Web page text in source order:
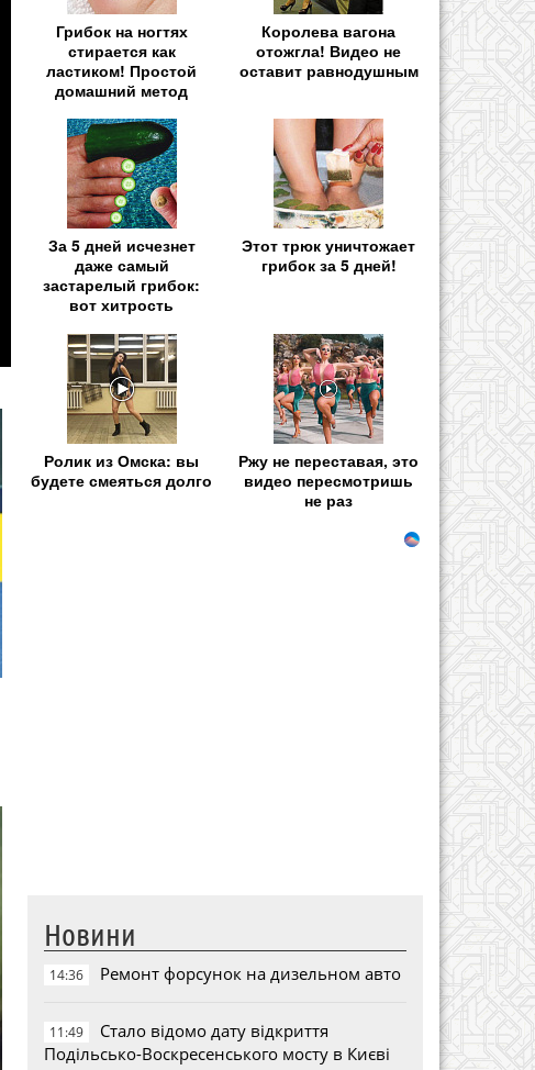
Грибок на ногтях
стирается как
ластиком! Простой
домашний метод
Королева вагона
отожгла! Видео не
оставит равнодушным
За 5 дней исчезнет
даже самый
застарелый грибок:
вот хитрость
Этот трюк уничтожает
грибок за 5 дней!
Ролик из Омска: вы
будете смеяться долго
Ржу не переставая, это
видео пересмотришь
не раз
Новини
14:36 Ремонт форсунок на дизельном авто
11:49
Стало відомо дату відкриття
Подільсько-Воскресенського мосту в Києві